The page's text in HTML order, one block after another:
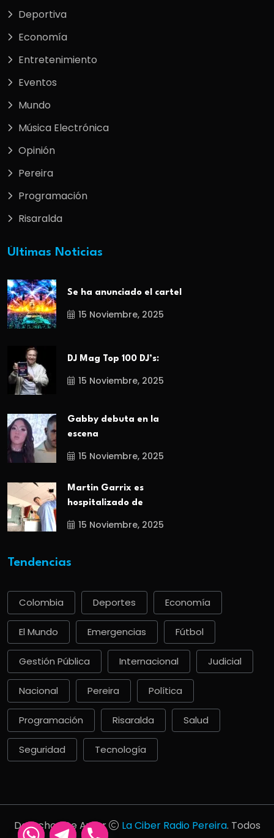
Deportiva
Economía
Entretenimiento
Eventos
Mundo
Música Electrónica
Opinión
Pereira
Programación
Risaralda
Últimas Noticias
Se ha anunciado el cartel
15 Noviembre, 2025
DJ Mag Top 100 DJ’s:
15 Noviembre, 2025
Gabby debuta en la
escena
15 Noviembre, 2025
Martin Garrix es
hospitalizado de
15 Noviembre, 2025
Tendencias
Colombia Deportes Economía
El Mundo Emergencias Fútbol
Gestión Pública Internacional Judicial
Nacional Pereira Política
Programación Risaralda Salud
Seguridad Tecnología
Derechos De Autor La Ciber Radio Pereira. Todos